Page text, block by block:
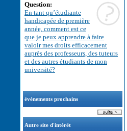
Question:
En tant qu’étudiante
handicapée de première
année, comment est ce
que je peux apprendre à faire
valoir mes droits efficacement
auprès des professeurs, des tuteurs
et des autres étudiants de mon
université?
événements prochains
Autre site d'intérêt